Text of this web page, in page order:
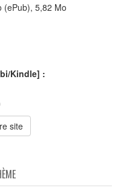
(ePub), 5,82 Mo
Kindle] :
site